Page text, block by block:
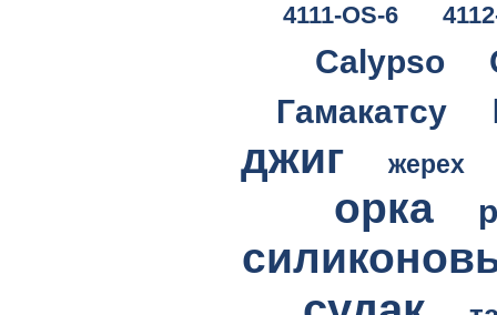
4111-OS-6
Calypso
Гамакатсу
джиг
жерех
орка